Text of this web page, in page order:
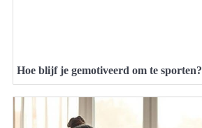
Hoe blijf je gemotiveerd om te sporten?